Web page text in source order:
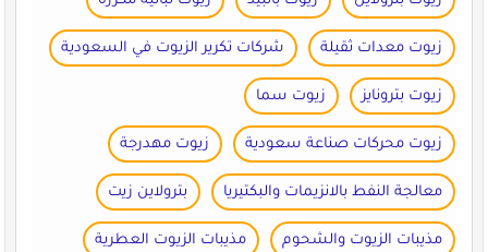
زيوت معدات ثقيلة شركات تكرير الزيوت في السعودية
زيوت بترونايز زيوت سما
زيوت محركات صناعة سعودية زيوت مهدرجة
معالجة النفط بالانزيمات والبكتيريا بترولاين زيت
مذيبات الزيوت والشحوم مذيبات الزيوت العطرية